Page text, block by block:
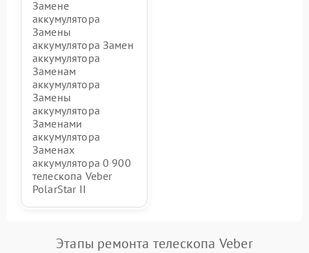
Замене
аккумулятора
Замены
аккумулятора Замен
аккумулятора
Заменам
аккумулятора
Замены
аккумулятора
Заменами
аккумулятора
Заменах
аккумулятора 0 900
телескопа Veber
PolarStar II
Этапы ремонта телескопа Veber